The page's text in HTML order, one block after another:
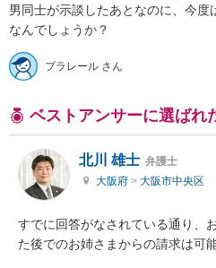
男同士が示談したあとなのに、今
なんでしょうか？
プラレール さん
ベストアンサーに選ばれ
北川 雄士 弁護士
大阪府 > 大阪市中央区
すでに回答がなされている通り、
た後でのお姉さまからの請求は可能